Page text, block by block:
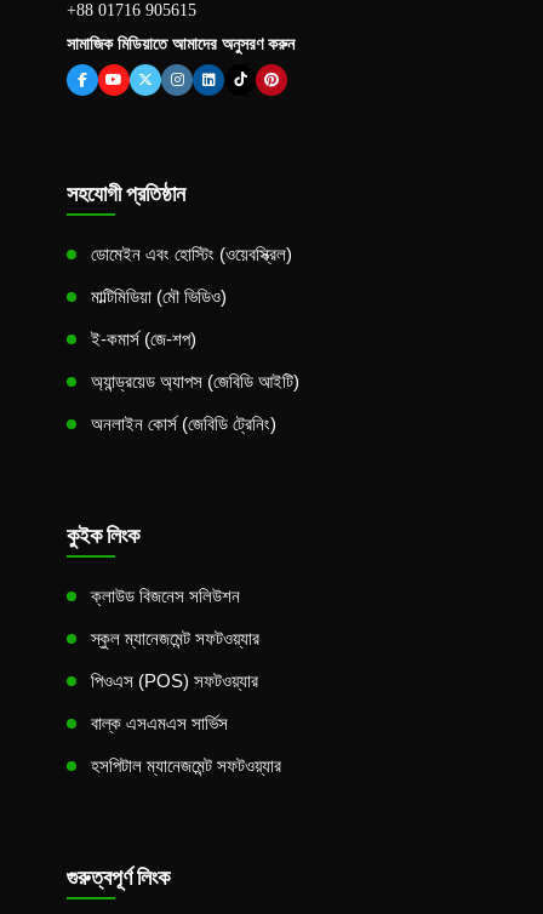
+88 01716 905615
সামাজিক মিডিয়াতে আমাদের অনুসরণ করুন
সহযোগী প্রতিষ্ঠান
ডোমেইন এবং হোস্টিং (ওয়েবস্ক্রিল)
মাল্টিমিডিয়া (মৌ ভিডিও)
ই-কমার্স (জে-শপ)
অ্যান্ড্রয়েড অ্যাপস (জেবিডি আইটি)
অনলাইন কোর্স (জেবিডি ট্রেনিং)
কুইক লিংক
ক্লাউড বিজনেস সলিউশন
স্কুল ম্যানেজমেন্ট সফটওয়্যার
পিওএস (POS) সফটওয়্যার
বাল্ক এসএমএস সার্ভিস
হসপিটাল ম্যানেজমেন্ট সফটওয়্যার
গুরুত্বপূর্ণ লিংক